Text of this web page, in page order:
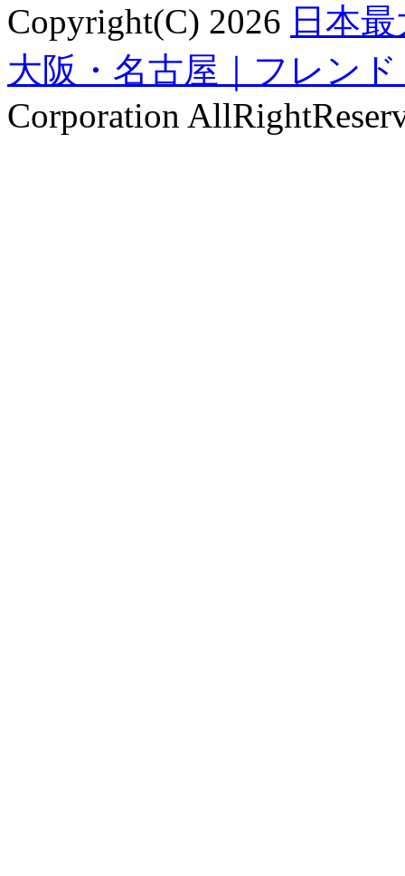
Copyright(C) 2026 日本
大阪・名古屋｜フレン
Corporation